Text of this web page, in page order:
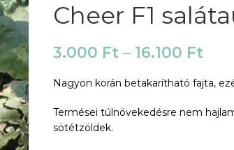
Cheer F1
3.000 Ft– 16.100 Ft
Nagyon korán betakarítható fajta,
Termései túlnövekedésre nem
sötétzöldek.